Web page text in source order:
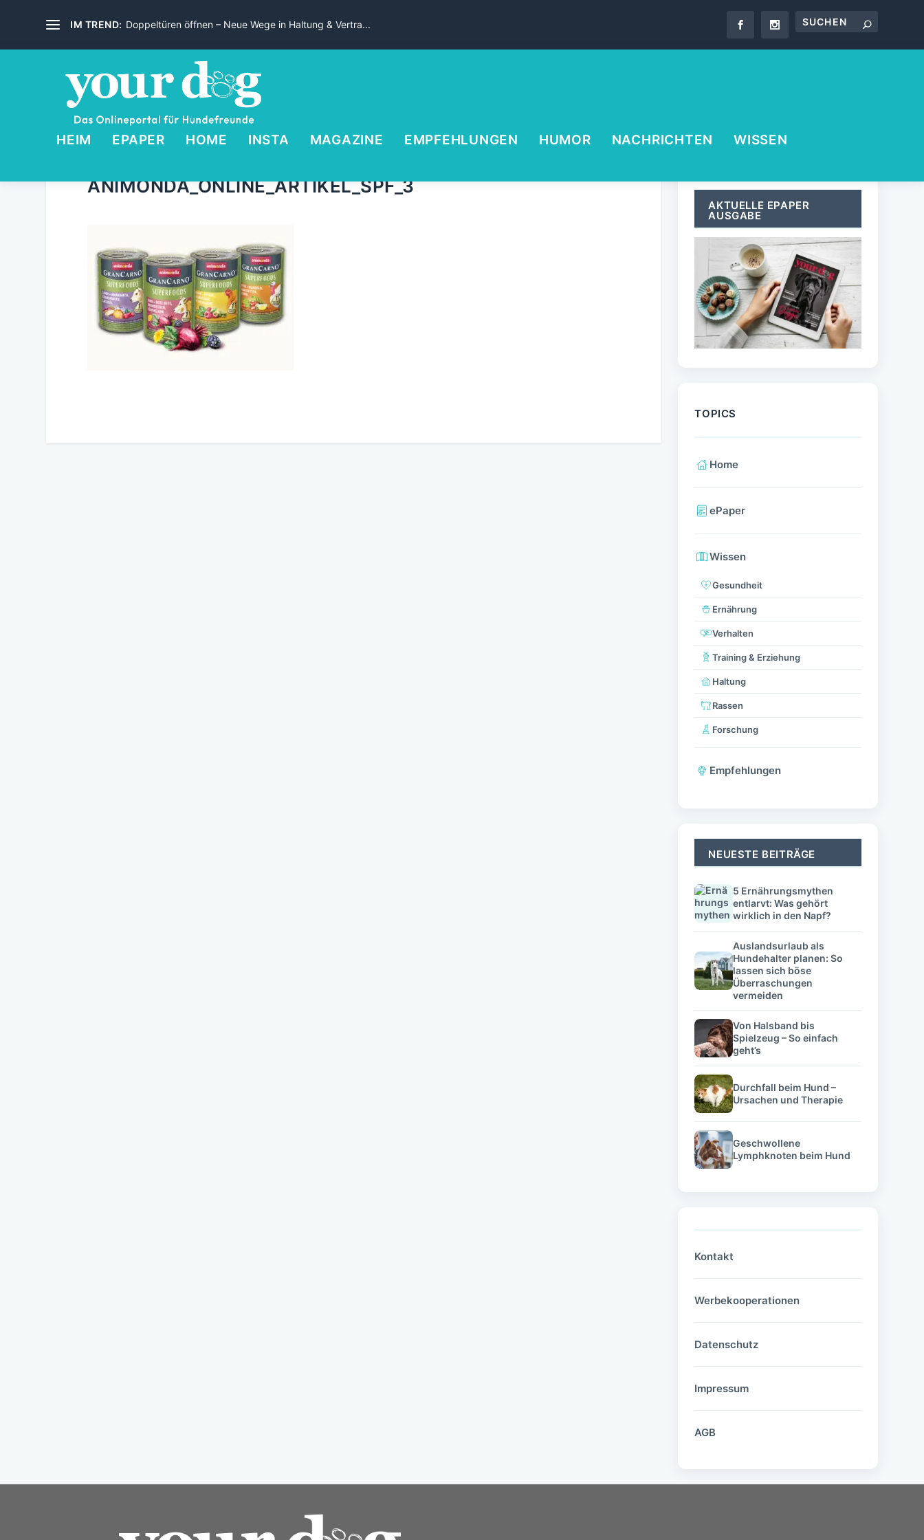
IM TREND: Doppeltüren öffnen – Neue Wege in Haltung & Vertra...
HEIM EPAPER HOME INSTA MAGAZINE EMPFEHLUNGEN HUMOR NACHRICHTEN WISSEN
ANIMONDA_ONLINE_ARTIKEL_SPF_3
AKTUELLE EPAPER
AUSGABE
TOPICS
Home
ePaper
Wissen
Gesundheit
Ernährung
Verhalten
Training & Erziehung
Haltung
Rassen
Forschung
Empfehlungen
NEUESTE BEITRÄGE
5 Ernährungsmythen
entlarvt: Was gehört
wirklich in den Napf?
Auslandsurlaub als
Hundehalter planen: So
lassen sich böse
Überraschungen
vermeiden
Von Halsband bis
Spielzeug – So einfach
geht’s
Durchfall beim Hund –
Ursachen und Therapie
Geschwollene
Lymphknoten beim Hund
Kontakt
Werbekooperationen
Datenschutz
Impressum
AGB